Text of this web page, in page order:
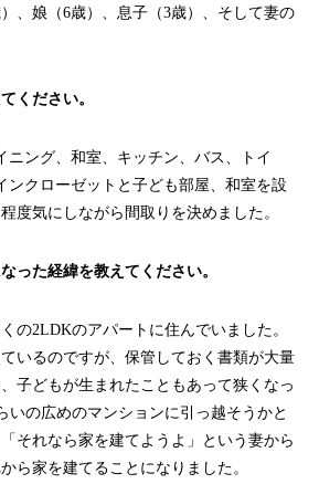
、娘（6歳）、息子（3歳）、そして妻の
ください。
ニング、和室、キッチン、バス、トイ
ンクローゼットと子ども部屋、和室を設
度気にしながら間取りを決めました。
った経緯を教えてください。
の2LDKのアパートに住んでいました。
いるのですが、保管しておく書類が大量
子どもが生まれたこともあって狭くなっ
いの広めのマンションに引っ越そうかと
それなら家を建てようよ」という妻から
ら家を建てることになりました。